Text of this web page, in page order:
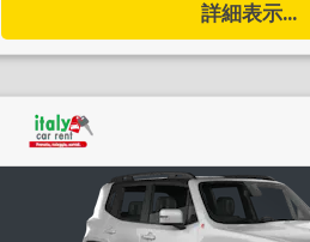
詳細表示...